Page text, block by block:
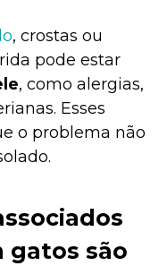
, crostas ou
pode estar
, como alergias,
Esses
o problema não
gatos são